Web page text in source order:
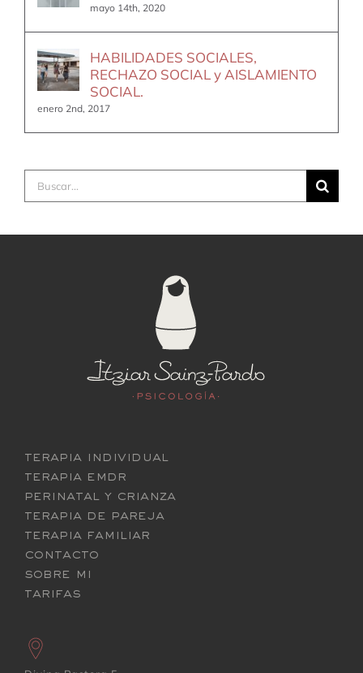
mayo 14th, 2020
HABILIDADES SOCIALES,
RECHAZO SOCIAL y AISLAMIENTO
SOCIAL.
enero 2nd, 2017
Buscar:
terapia individual
terapia emdr
perinatal y crianza
terapia de pareja
terapia familiar
contacto
sobre mi
tarifas